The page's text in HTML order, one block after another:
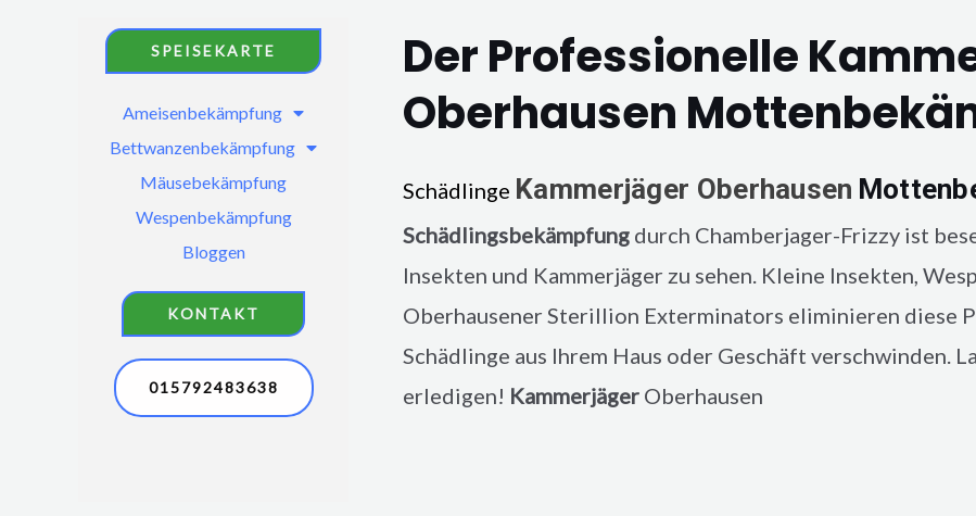
SPEISEKARTE
Ameisenbekämpfung
Bettwanzenbekämpfung
Mäusebekämpfung
Wespenbekämpfung
Bloggen
KONTAKT
015792483638
Der Professionelle
Oberhausen
Schädlinge Kammerjäger Oberhausen
Schädlingsbekämpfung durch Chamberjager-Frizzy ist
Insekten und Kammerjäger zu sehen. Kleine Insekten,
Oberhausener Sterillion Exterminators eliminieren diese
Schädlinge aus Ihrem Haus oder Geschäft verschwinden.
erledigen! Kammerjäger Oberhausen